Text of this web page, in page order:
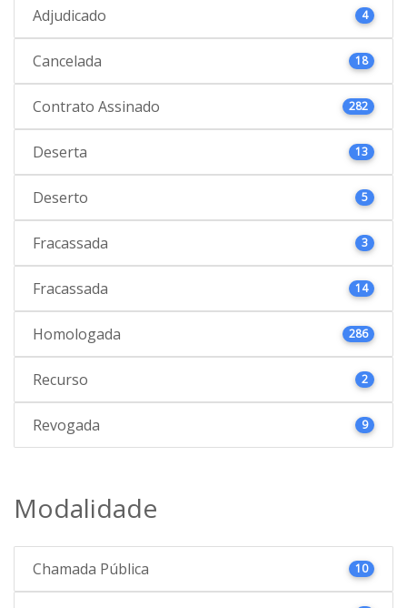
Adjudicado 4
Cancelada 18
Contrato Assinado 282
Deserta 13
Deserto 5
Fracassada 3
Fracassada 14
Homologada 286
Recurso 2
Revogada 9
Modalidade
Chamada Pública 10